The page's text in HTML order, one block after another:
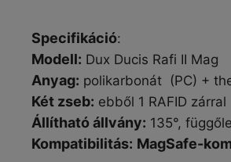
Specifikáció:
Modell: Dux Ducis Rafi II Mag
Anyag: polikarbonát (PC) +
Két zseb: ebből 1 RAFID zárral
Állítható állvány: 135°,
Kompatibilitás: MagSafe-